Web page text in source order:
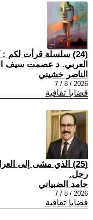
(24) سلسلة قرأت لكم
العربي. د عصمت سيف
الناصر خشيني
2026 / 8 / 7
قضايا ثقافية
(25) الذي مشى إلى
رجل.
حامد الضبياني
2026 / 8 / 7
قضايا ثقافية